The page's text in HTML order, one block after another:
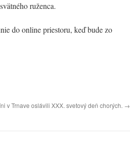
ruženca.
do online priestoru, keď bude zo
v Trnave oslávili XXX. svetový deň chorých. →